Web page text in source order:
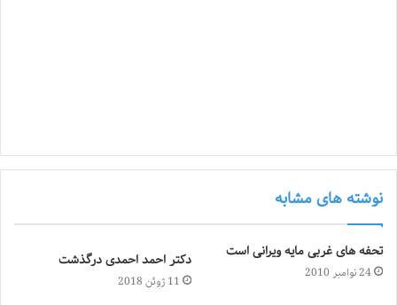
نوشته های مشابه
تحفه های غربی مایه ویرانی است
24 نوامبر 2010
دکتر احمد احمدی درگذشت
11 ژوئن 2018